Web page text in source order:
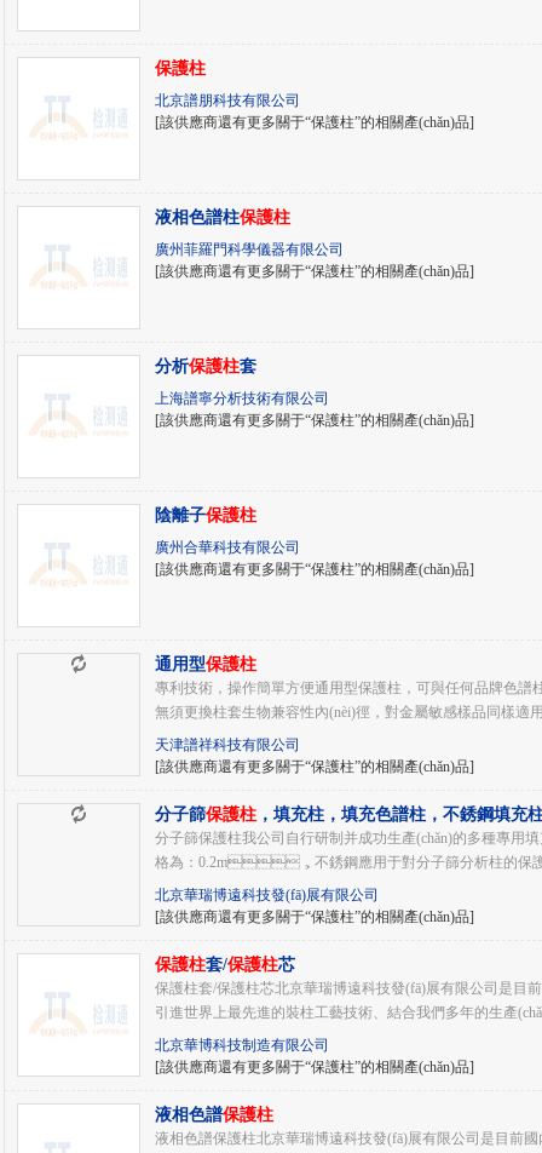
保護柱
北京譜朋科技有限公司
[該供應商還有更多關于“保護柱”的相關產(chǎn)品]
液相色譜柱保護柱
廣州菲羅門科學儀器有限公司
[該供應商還有更多關于“保護柱”的相關產(chǎn)品]
分析保護柱套
上海譜寧分析技術有限公司
[該供應商還有更多關于“保護柱”的相關產(chǎn)品]
陰離子保護柱
廣州合華科技有限公司
[該供應商還有更多關于“保護柱”的相關產(chǎn)品]
通用型保護柱
專利技術，操作簡單方便通用型保護柱，可與任何品牌色
無須更換柱套生物兼容性內(nèi)徑，對金屬敏感樣品同樣適
天津譜祥科技有限公司
[該供應商還有更多關于“保護柱”的相關產(chǎn)品]
分子篩保護柱 ，填充柱，填充色譜柱，不銹鋼填充
分子篩保護柱我公司自行研制并成功生產(chǎn)的多種專用填
格為：0.2m，不銹鋼應用于對分子篩分析柱的保護
北京華瑞博遠科技發(fā)展有限公司
[該供應商還有更多關于“保護柱”的相關產(chǎn)品]
保護柱套/保護柱芯
保護柱套/保護柱芯北京華瑞博遠科技發(fā)展有限公司是目
引進世界上最先進的裝柱工藝技術、結合我們多年的生產
北京華博科技制造有限公司
[該供應商還有更多關于“保護柱”的相關產(chǎn)品]
液相色譜保護柱
液相色譜保護柱北京華瑞博遠科技發(fā)展有限公司是目前